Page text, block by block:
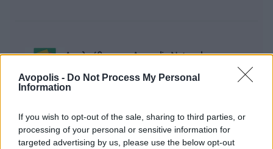
Avopolis - Do Not Process My Personal
Information
If you wish to opt-out of the sale, sharing to third parties, or
processing of your personal or sensitive information for
targeted advertising by us, please use the below opt-out
Ακολούθησε το Avopolis Network στο
Google News
MOOD OF THE DAY